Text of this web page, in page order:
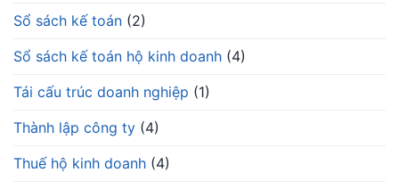
Sổ sách kế toán (2)
Sổ sách kế toán hộ kinh doanh (4)
Tái cấu trúc doanh nghiệp (1)
Thành lập công ty (4)
Thuế hộ kinh doanh (4)